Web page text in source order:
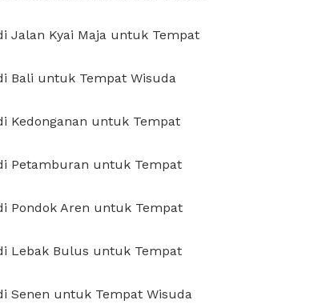
Jalan Kyai Maja untuk Tempat
Bali untuk Tempat Wisuda
Kedonganan untuk Tempat
Petamburan untuk Tempat
Pondok Aren untuk Tempat
Lebak Bulus untuk Tempat
Senen untuk Tempat Wisuda